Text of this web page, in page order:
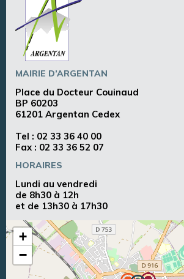
MAIRIE D’ARGENTAN
Place du Docteur Couinaud
BP 60203
61201 Argentan Cedex
Tel : 02 33 36 40 00
Fax : 02 33 36 52 07
HORAIRES
Lundi au vendredi
de 8h30 à 12h
et de 13h30 à 17h30
+
−